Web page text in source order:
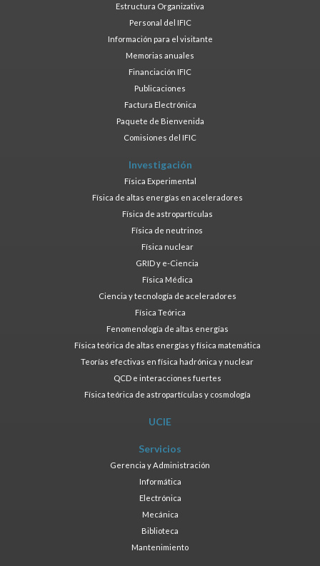
Estructura Organizativa
Personal del IFIC
Información para el visitante
Memorias anuales
Financiación IFIC
Publicaciones
Factura Electrónica
Paquete de Bienvenida
Comisiones del IFIC
Investigación
Física Experimental
Física de altas energías en aceleradores
Física de astropartículas
Física de neutrinos
Física nuclear
GRID y e-Ciencia
Física Médica
Ciencia y tecnología de aceleradores
Física Teórica
Fenomenología de altas energías
Física teórica de altas energías y física matemática
Teorías efectivas en física hadrónica y nuclear
QCD e interacciones fuertes
Física teórica de astropartículas y cosmología
UCIE
Servicios
Gerencia y Administración
Informática
Electrónica
Mecánica
Biblioteca
Mantenimiento